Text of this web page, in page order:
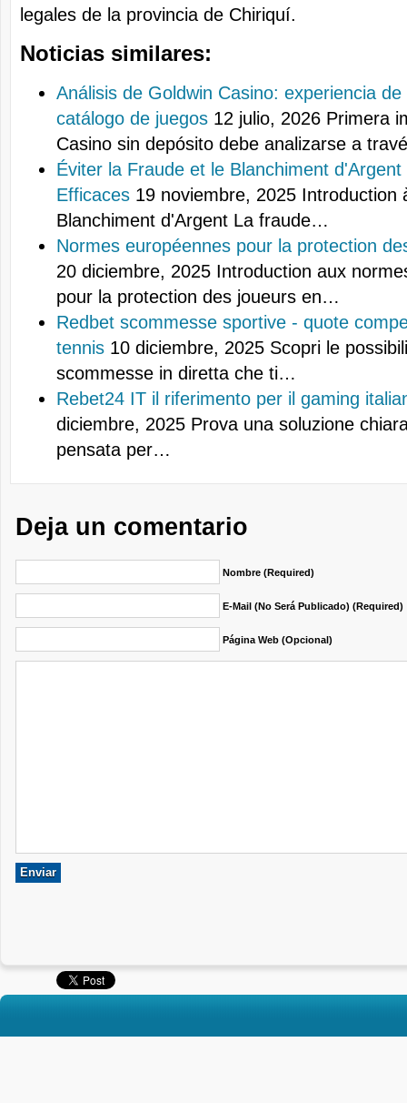
legales de la provincia de Chiriquí.
Noticias similares:
Análisis de Goldwin Casino: experiencia
catálogo de juegos 12 julio, 2026 Primera
Casino sin depósito debe analizarse a
Éviter la Fraude et le Blanchiment
Efficaces 19 noviembre, 2025 Introduction
Blanchiment d'Argent La fraude…
Normes européennes pour la protection
20 diciembre, 2025 Introduction aux
pour la protection des joueurs en…
Redbet scommesse sportive - quote
tennis 10 diciembre, 2025 Scopri le
scommesse in diretta che ti…
Rebet24 IT il riferimento per il gaming
diciembre, 2025 Prova una soluzione
pensata per…
Deja un comentario
Nombre (required)
E-Mail (no Será Publicado) (required)
Página Web (opcional)